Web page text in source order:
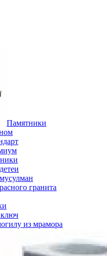
Памятники
гранита
из мрамора